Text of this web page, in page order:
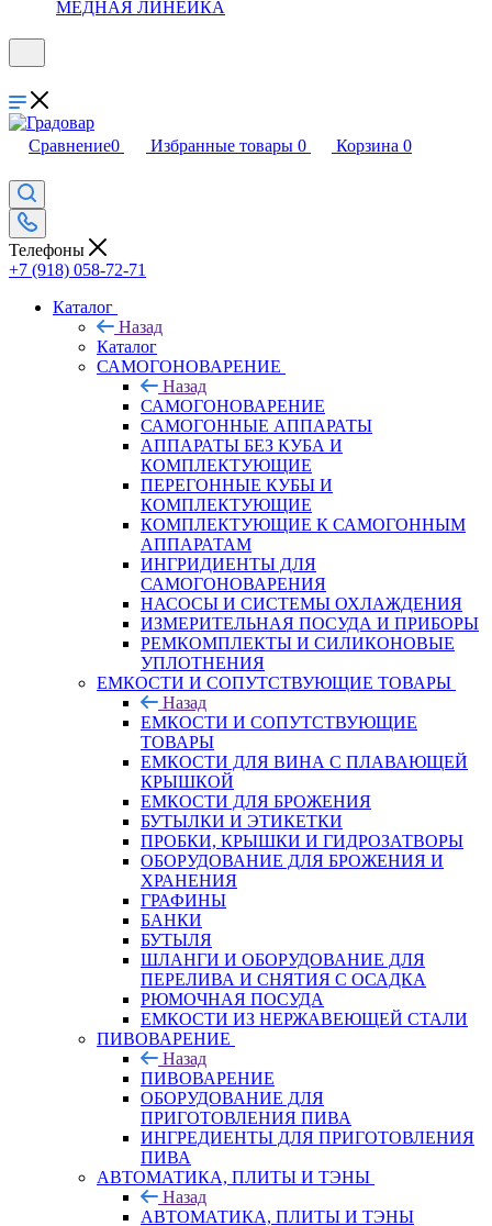
МЕДНАЯ ЛИНЕЙКА
Сравнение0 Избранные товары 0 Корзина 0
Телефоны
+7 (918) 058-72-71
Каталог
Назад
Каталог
САМОГОНОВАРЕНИЕ
Назад
САМОГОНОВАРЕНИЕ
САМОГОННЫЕ АППАРАТЫ
АППАРАТЫ БЕЗ КУБА И
КОМПЛЕКТУЮЩИЕ
ПЕРЕГОННЫЕ КУБЫ И
КОМПЛЕКТУЮЩИЕ
КОМПЛЕКТУЮЩИЕ К САМОГОННЫМ
АППАРАТАМ
ИНГРИДИЕНТЫ ДЛЯ
САМОГОНОВАРЕНИЯ
НАСОСЫ И СИСТЕМЫ ОХЛАЖДЕНИЯ
ИЗМЕРИТЕЛЬНАЯ ПОСУДА И ПРИБОРЫ
РЕМКОМПЛЕКТЫ И СИЛИКОНОВЫЕ
УПЛОТНЕНИЯ
ЕМКОСТИ И СОПУТСТВУЮЩИЕ ТОВАРЫ
Назад
ЕМКОСТИ И СОПУТСТВУЮЩИЕ
ТОВАРЫ
ЕМКОСТИ ДЛЯ ВИНА С ПЛАВАЮЩЕЙ
КРЫШКОЙ
ЕМКОСТИ ДЛЯ БРОЖЕНИЯ
БУТЫЛКИ И ЭТИКЕТКИ
ПРОБКИ, КРЫШКИ И ГИДРОЗАТВОРЫ
ОБОРУДОВАНИЕ ДЛЯ БРОЖЕНИЯ И
ХРАНЕНИЯ
ГРАФИНЫ
БАНКИ
БУТЫЛЯ
ШЛАНГИ И ОБОРУДОВАНИЕ ДЛЯ
ПЕРЕЛИВА И СНЯТИЯ С ОСАДКА
РЮМОЧНАЯ ПОСУДА
ЕМКОСТИ ИЗ НЕРЖАВЕЮЩЕЙ СТАЛИ
ПИВОВАРЕНИЕ
Назад
ПИВОВАРЕНИЕ
ОБОРУДОВАНИЕ ДЛЯ
ПРИГОТОВЛЕНИЯ ПИВА
ИНГPЕДИЕНТЫ ДЛЯ ПРИГОТОВЛЕНИЯ
ПИВА
АВТОМАТИКА, ПЛИТЫ И ТЭНЫ
Назад
АВТОМАТИКА, ПЛИТЫ И ТЭНЫ